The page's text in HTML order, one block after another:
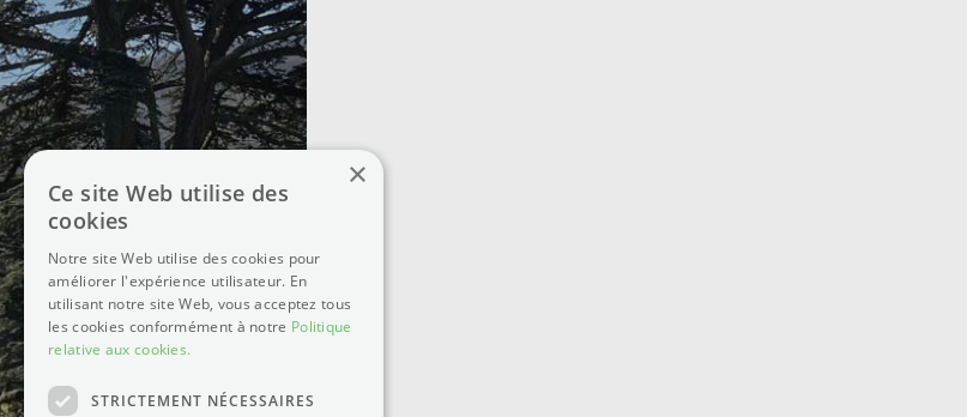
×
Ce site Web utilise des
cookies
Notre site Web utilise des cookies pour
améliorer l'expérience utilisateur. En
utilisant notre site Web, vous acceptez tous
les cookies conformément à notre Politique
relative aux cookies.
STRICTEMENT NÉCESSAIRES